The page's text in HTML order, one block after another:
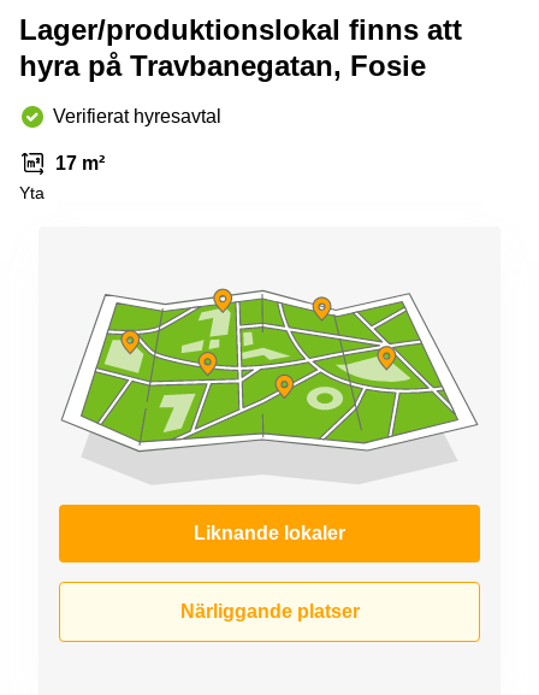
Lager/produktionslokal finns att
hyra på Travbanegatan, Fosie
Verifierat hyresavtal
17 m²
Yta
Liknande lokaler
Närliggande platser